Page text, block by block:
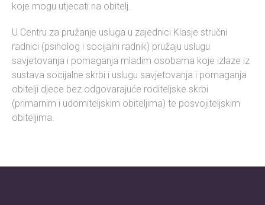
koje mogu utjecati na obitelj.
U Centru za pružanje usluga u zajednici Klasje stručni
radnici (psiholog i socijalni radnik) pružaju uslugu
savjetovanja i pomaganja mladim osobama koje izlaze iz
sustava socijalne skrbi i uslugu savjetovanja i pomaganja
obitelji djece bez odgovarajuće roditeljske skrbi
(primarnim i udomiteljskim obiteljima) te posvojiteljskim
obiteljima.